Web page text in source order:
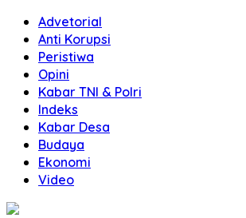
Advetorial
Anti Korupsi
Peristiwa
Opini
Kabar TNI & Polri
Indeks
Kabar Desa
Budaya
Ekonomi
Video